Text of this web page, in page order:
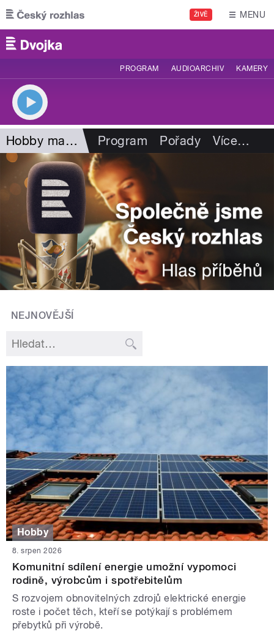
Přejít k hlavnímu obsahu
ŽIVĚ MENU
PROGRAM AUDIOARCHIV KAMERY
Hobby magazín Program Pořady Více…
NEJNOVĚJŠÍ
Hobby
8. srpen 2026
Komunitní sdílení energie umožní vypomoci
rodině, výrobcům i spotřebitelům
S rozvojem obnovitelných zdrojů elektrické energie
roste i počet těch, kteří se potýkají s problémem
přebytků při výrobě.